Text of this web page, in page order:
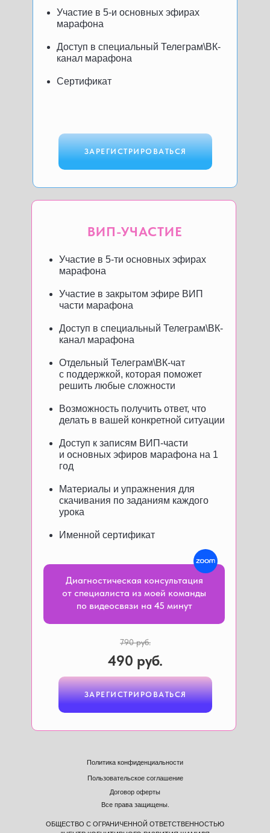
ЗАРЕГИСТРИРОВАТЬСЯ
ЗАРЕГИСТРИРОВАТЬСЯ
ВИП-УЧАСТИЕ
490 руб.
790 руб.
ЗАРЕГИСТРИРОВАТЬСЯ
ЗАРЕГИСТРИРОВАТЬСЯ
Диагностическая консультация
от специалиста из моей команды
по видеосвязи на 45 минут
Участие в 5-ти основных эфирах
марафона
Участие в закрытом эфире ВИП
части марафона
Доступ в специальный Телеграм\ВК-
канал марафона
Отдельный Телеграм\ВК-чат
с поддержкой, которая поможет
решить любые сложности
Возможность получить ответ, что
делать в вашей конкретной ситуации
Доступ к записям ВИП-части
и основных эфиров марафона на 1
год
Материалы и упражнения для
скачивания по заданиям каждого
урока
Именной сертификат
Участие в 5-и основных эфирах
марафона
Доступ в специальный Телеграм\ВК-
канал марафона
Сертификат
Все права защищены.
ОБЩЕСТВО С ОГРАНИЧЕННОЙ ОТВЕТСТВЕННОСТЬЮ
Пользовательское соглашение
Политика конфиденциальности
Договор оферты